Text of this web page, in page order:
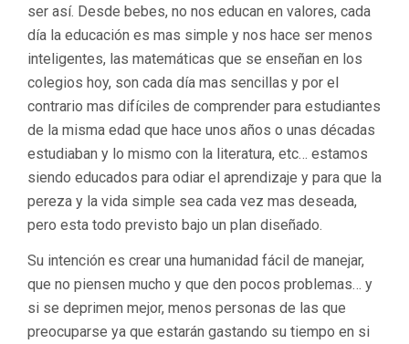
ser así. Desde bebes, no nos educan en valores, cada
día la educación es mas simple y nos hace ser menos
inteligentes, las matemáticas que se enseñan en los
colegios hoy, son cada día mas sencillas y por el
contrario mas difíciles de comprender para estudiantes
de la misma edad que hace unos años o unas décadas
estudiaban y lo mismo con la literatura, etc… estamos
siendo educados para odiar el aprendizaje y para que la
pereza y la vida simple sea cada vez mas deseada,
pero esta todo previsto bajo un plan diseñado.
Su intención es crear una humanidad fácil de manejar,
que no piensen mucho y que den pocos problemas… y
si se deprimen mejor, menos personas de las que
preocuparse ya que estarán gastando su tiempo en si